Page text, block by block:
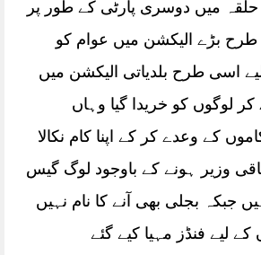
میں دوسری پارٹی کے طور پر
بڑے الیکشن میں عوام کو
اسی طرح بلدیاتی الیکشن میں
لوگوں کو خریدا گیا وہاں
کے وعدے کر کے اپنا کام نکالا
وزیر ہونے کے باوجود لوگ گیس
جبکہ بجلی بھی آنے کا نام نہیں
لیے فنڈز مہیا کیے گئے